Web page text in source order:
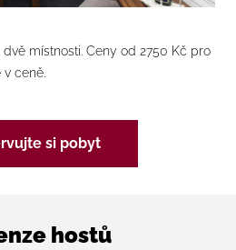
místnosti. Ceny od 2750 Kč pro
v ceně.
si pobyt
hostů